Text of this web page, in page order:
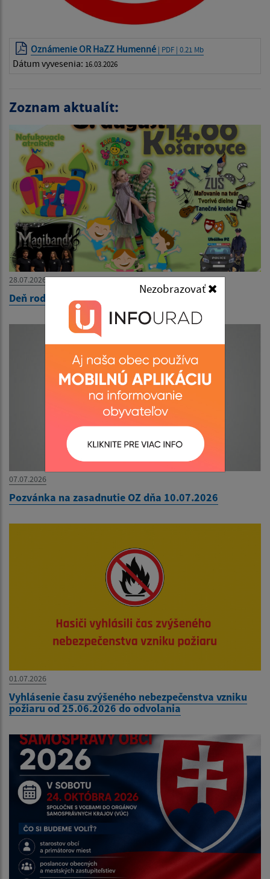
Nezobrazovať
Oznámenie OR HaZZ Humenné | PDF | 0.21 Mb
Dátum vyvesenia: 16.03.2026
Zoznam aktualít:
28.07.2026
Deň rodiny 2026
07.07.2026
Pozvánka na zasadnutie OZ dňa 10.07.2026
01.07.2026
Vyhlásenie času zvýšeného nebezpečenstva vzniku
požiaru od 25.06.2026 do odvolania